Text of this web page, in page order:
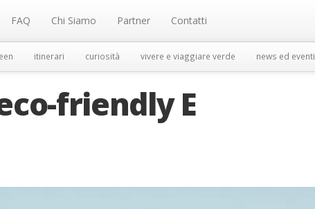
FAQ Chi Siamo Partner Contatti
itinerari curiosità vivere e viaggiare verde news ed eventi
friendly E